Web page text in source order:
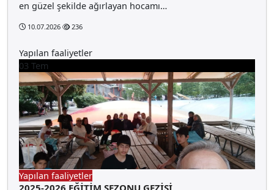
en güzel şekilde ağırlayan hocamı…
10.07.2026 236
Yapılan faaliyetler
03 Tem
Yapılan faaliyetler
2025-2026 EĞİTİM SEZONU GEZİSİ